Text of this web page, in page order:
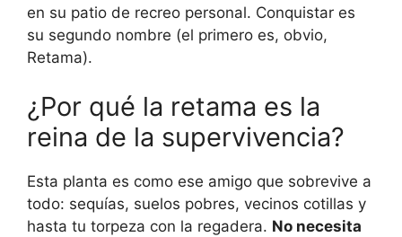
en su patio de recreo personal. Conquistar es
su segundo nombre (el primero es, obvio,
Retama).
¿Por qué la retama es la
reina de la supervivencia?
Esta planta es como ese amigo que sobrevive a
todo: sequías, suelos pobres, vecinos cotillas y
hasta tu torpeza con la regadera. No necesita